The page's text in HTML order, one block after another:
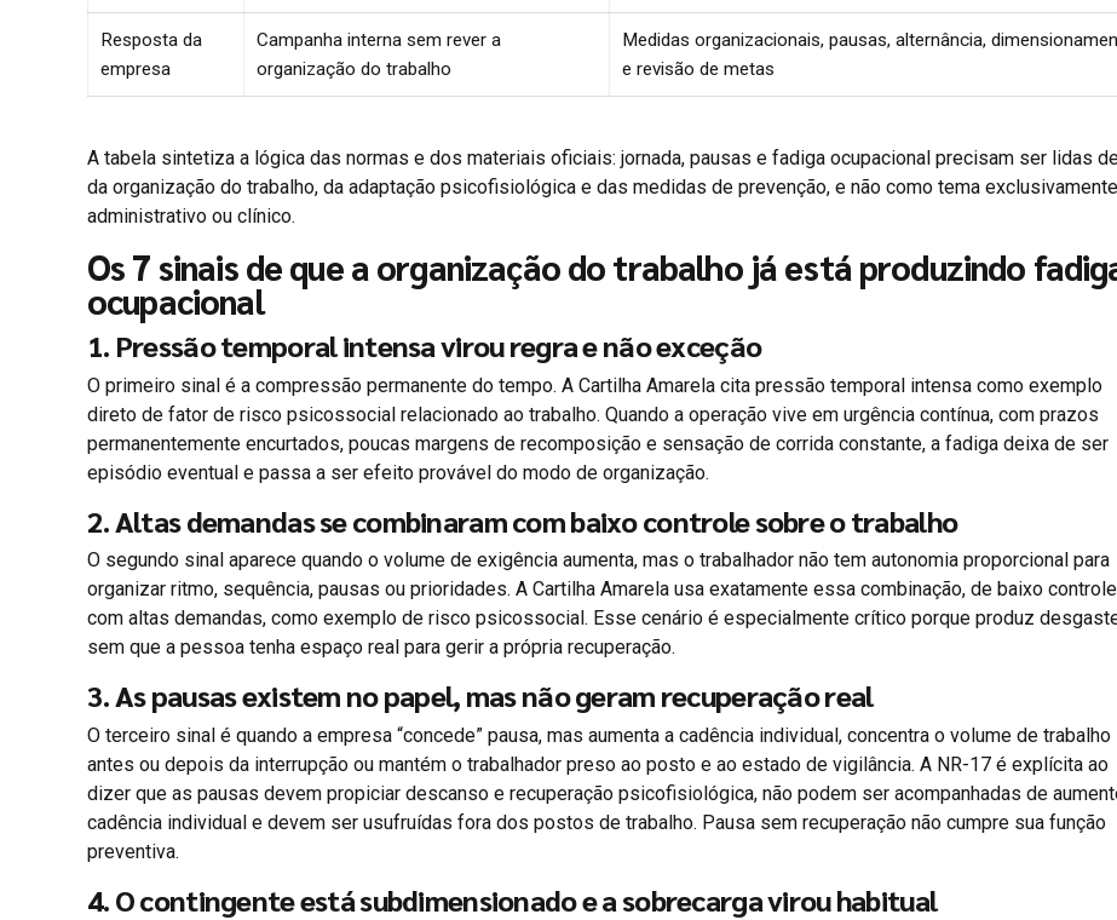
Resposta da
empresa
Campanha interna sem rever a
organização do trabalho
Medidas organizacionais, pausas, alternância,
e revisão de metas
A tabela sintetiza a lógica das normas e dos materiais oficiais: jornada, pausas e fadiga ocupacional precisam ser lidas
da organização do trabalho, da adaptação psicofisiológica e das medidas de prevenção, e não como tema exclusivamente
administrativo ou clínico.
Os 7 sinais de que a organização do trabalho já está produzindo
ocupacional
1. Pressão temporal intensa virou regra e não exceção
O primeiro sinal é a compressão permanente do tempo. A Cartilha Amarela cita pressão temporal intensa como exemplo
direto de fator de risco psicossocial relacionado ao trabalho. Quando a operação vive em urgência contínua, com prazos
permanentemente encurtados, poucas margens de recomposição e sensação de corrida constante, a fadiga deixa de ser
episódio eventual e passa a ser efeito provável do modo de organização.
2. Altas demandas se combinaram com baixo controle sobre o trabalho
O segundo sinal aparece quando o volume de exigência aumenta, mas o trabalhador não tem autonomia proporcional para
organizar ritmo, sequência, pausas ou prioridades. A Cartilha Amarela usa exatamente essa combinação, de baixo controle
com altas demandas, como exemplo de risco psicossocial. Esse cenário é especialmente crítico porque produz
sem que a pessoa tenha espaço real para gerir a própria recuperação.
3. As pausas existem no papel, mas não geram recuperação real
O terceiro sinal é quando a empresa “concede” pausa, mas aumenta a cadência individual, concentra o volume de trabalho
antes ou depois da interrupção ou mantém o trabalhador preso ao posto e ao estado de vigilância. A NR-17 é explícita ao
dizer que as pausas devem propiciar descanso e recuperação psicofisiológica, não podem ser acompanhadas de
cadência individual e devem ser usufruídas fora dos postos de trabalho. Pausa sem recuperação não cumpre sua função
preventiva.
4. O contingente está subdimensionado e a sobrecarga virou habitual